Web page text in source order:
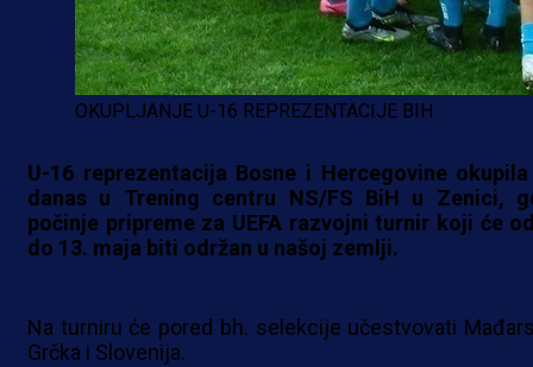
OKUPLJANJE U-16 REPREZENTACIJE BIH
U-16 reprezentacija Bosne i Hercegovine
danas u Trening centru NS/FS BiH u Zenici,
počinje pripreme za UEFA razvojni turnir koji će
do 13. maja biti održan u našoj zemlji.
Na turniru će pored bh. selekcije učestvovati
Grčka i Slovenija.